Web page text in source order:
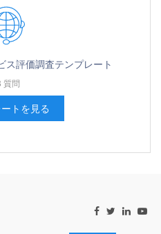
ス評価調査テンプレート
質問
トを見る